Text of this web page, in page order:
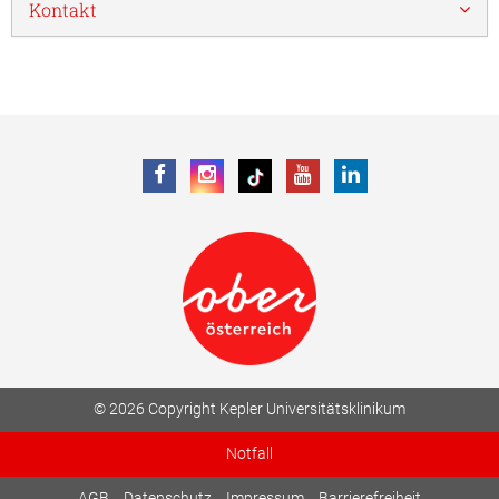
Kontakt
© 2026 Copyright Kepler Universitätsklinikum
Notfall